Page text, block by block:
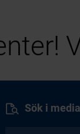
Sök i